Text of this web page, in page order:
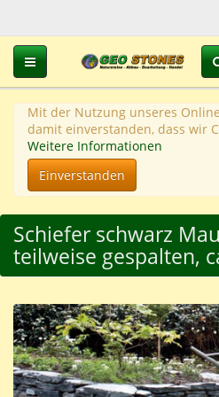
Toggle navigation
Mit der Nutzung unseres
damit einverstanden, dass wir
Weitere Informationen
Einverstanden
Schiefer schwarz
teilweise gespalten,